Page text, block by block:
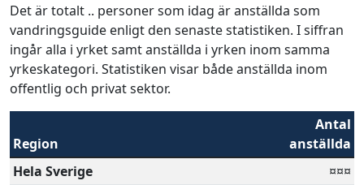
Det är totalt .. personer som idag är anställda som
vandringsguide enligt den senaste statistiken. I siffran
ingår alla i yrket samt anställda i yrken inom samma
yrkeskategori. Statistiken visar både anställda inom
offentlig och privat sektor.
Region
Antal
anställda
Hela Sverige
¤¤¤